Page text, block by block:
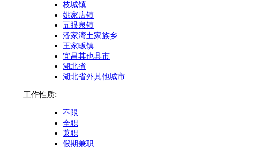
枝城镇
姚家店镇
五眼泉镇
潘家湾土家族乡
王家畈镇
宜昌其他县市
湖北省
湖北省外其他城市
工作性质:
不限
全职
兼职
假期兼职